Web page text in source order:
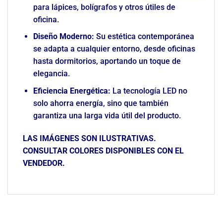
para lápices, bolígrafos y otros útiles de
oficina.
Diseño Moderno: Su estética contemporánea
se adapta a cualquier entorno, desde oficinas
hasta dormitorios, aportando un toque de
elegancia.
Eficiencia Energética: La tecnología LED no
solo ahorra energía, sino que también
garantiza una larga vida útil del producto.
LAS IMÁGENES SON ILUSTRATIVAS.
CONSULTAR COLORES DISPONIBLES CON EL
VENDEDOR.